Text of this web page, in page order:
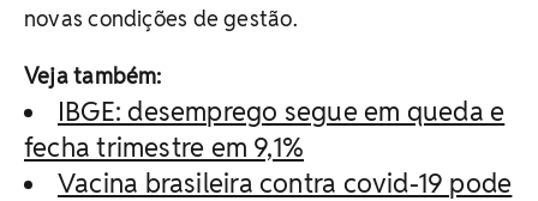
novas condições de gestão.
Veja também:
IBGE: desemprego segue em queda e
fecha trimestre em 9,1%
Vacina brasileira contra covid-19 pode